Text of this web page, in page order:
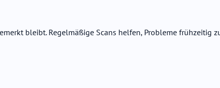
bleibt. Regelmäßige Scans helfen, Probleme frühzeitig